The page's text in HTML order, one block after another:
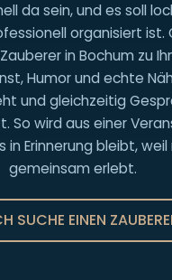
da sein, und es soll
organisiert ist.
in Bochum zu
Humor und echte
und gleichzeitig
So wird aus einer
in Erinnerung bleibt,
gemeinsam erlebt.
SUCHE EINEN